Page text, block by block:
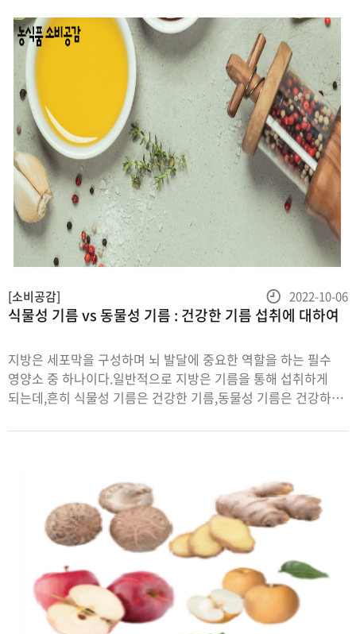
식물성 기름 vs 동물성 기름 : 건강한 기름 섭취에 대하여
지방은 세포막을 구성하며 뇌 발달에 중요한 역할을 하는 필수
영양소 중 하나이다.일반적으로 지방은 기름을 통해 섭취하게
되는데,흔히 식물성 기름은 건강한 기름,동물성 기름은 건강하지
올바로 섭취하는 방법을 알아보았다.정리 편집부 자문 황진아
[소비공감]
등
록
2022-10-06